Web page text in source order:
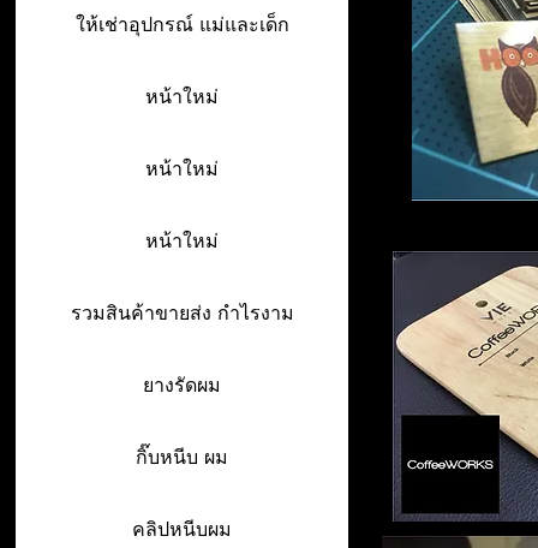
ให้เช่าอุปกรณ์ แม่และเด็ก
หน้าใหม่
หน้าใหม่
หน้าใหม่
รวมสินค้าขายส่ง กำไรงาม
ยางรัดผม
กิ๊บหนีบ ผม
คลิปหนีบผม